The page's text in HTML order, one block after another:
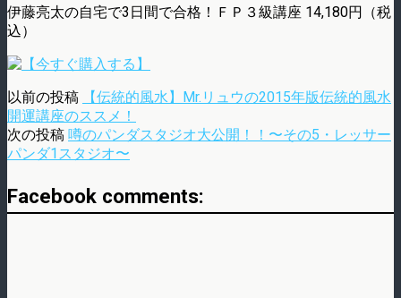
伊藤亮太の自宅で3日間で合格！ＦＰ３級講座 14,180円（税
込）
以前の投稿
【伝統的風水】Mr.リュウの2015年版伝統的風水
開運講座のススメ！
次の投稿 噂のパンダスタジオ大公開！！〜その5・レッサー
パンダ1スタジオ〜
Facebook comments: